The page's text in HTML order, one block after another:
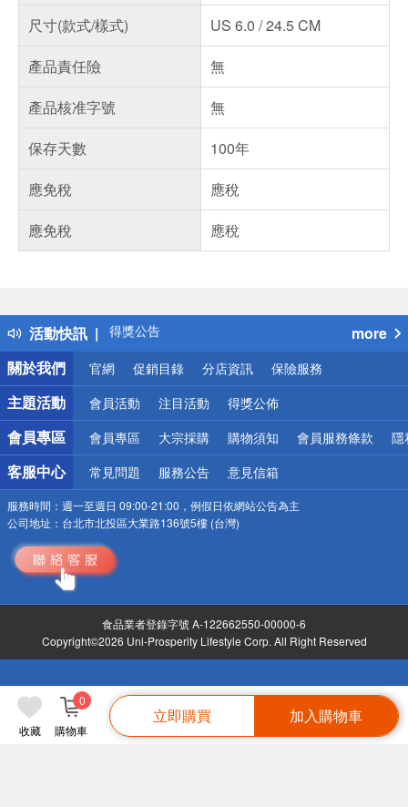
收藏 購物車
0
立即購買 加入購物車
尺寸(款式/樣式)
US 6.0 / 24.5 CM
產品責任險
無
產品核准字號
無
保存天數
100年
應免稅
應稅
應免稅
應稅
活動快訊
得獎公告
熱門話題
銀行優惠
偏遠地區配送
詐騙網頁！請小心！
more
關於我們
官網 促銷目錄 分店資訊 保險服務
主題活動 會員活動 注目活動 得獎公佈
會員專區 會員專區 大宗採購 購物須知 會員服務條款 隱
客服中心 常見問題 服務公告 意見信箱
服務時間： 週一至週日 09:00-21:00，例假日依網站公告為主
公司地址： 台北市北投區大業路136號5樓 (台灣)
食品業者登錄字號 A-122662550-00000-6
Copyright©2026 Uni-Prosperity Lifestyle Corp. All Right Reserved